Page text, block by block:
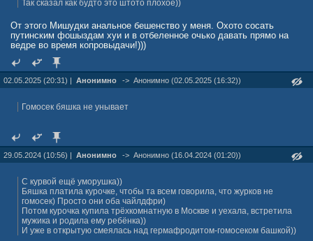
Так сказал как будто это штото плохое))
От этого Мишудки анальное бешенство у меня. Охото сосать
путинским фошыздам хуи и в отбеленное очько давать прямо на
ведре во время копровыдачи!)))
02.05.2025 (20:31) | Анонимно -> Анонимно (02.05.2025 (16:32))
Гомосек бяшка не унывает
29.05.2024 (10:56) | Анонимно -> Анонимно (16.04.2024 (01:20))
С курвой ещё уморушка))
Бяшка платила курочке, чтобы та всем говорила, что журков не
гомосек) Просто они оба чайлдфри)
Потом курочка купила трёхкомнатную в Москве и уехала, встретила
мужика и родила ему ребёнка))
И уже в открытую смеялась над гермафродитом-гомосеком башкой))